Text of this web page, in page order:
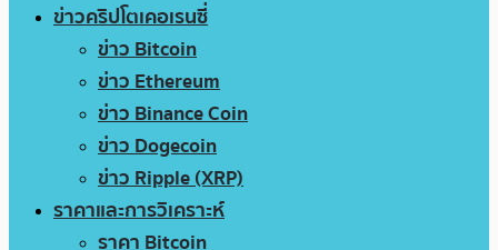
ข่าวคริปโตเคอเรนซี่
ข่าว Bitcoin
ข่าว Ethereum
ข่าว Binance Coin
ข่าว Dogecoin
ข่าว Ripple (XRP)
ราคาและการวิเคราะห์
ราคา Bitcoin